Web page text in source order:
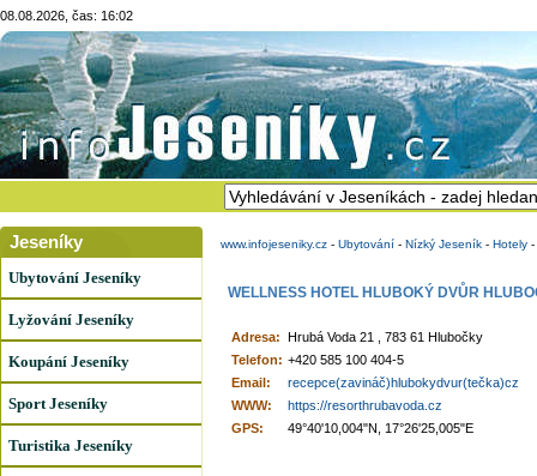
08.08.2026, čas: 16:02
Jeseníky
Ubytování Jeseníky
Lyžování Jeseníky
Koupání Jeseníky
Sport Jeseníky
Turistika Jeseníky
www.infojeseniky.cz - Ubytování - Nízký Jeseník - Hotely -
WELLNESS HOTEL HLUBOKÝ DVŮR
Adresa: Hrubá Voda 21 , 783 61 Hlubočky
Telefon: +420 585 100 404-5
Email:
recepce(zavináč)hlubokydvur(tečka)cz
WWW:
https://resorthrubavoda.cz
GPS:
49°40'10,004"N, 17°26'25,005"E